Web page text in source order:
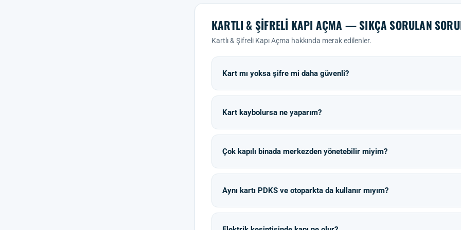
KARTLI & ŞIFRELI KAPI AÇMA — SIKÇA SORULAN
Kartlı & Şifreli Kapı Açma hakkında merak edilenler.
Kart mı yoksa şifre mi daha güvenli?
Kart kaybolursa ne yaparım?
Çok kapılı binada merkezden yönetebilir miyim?
Aynı kartı PDKS ve otoparkta da kullanır mıyım?